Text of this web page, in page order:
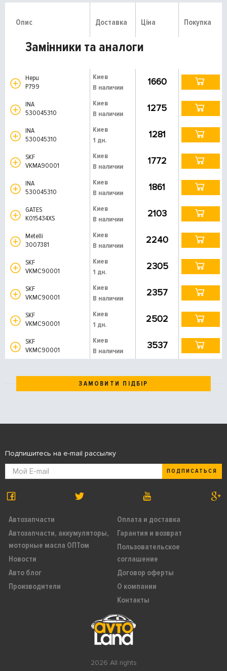
Опис Доставка Ціна Покупка
Замінники та аналоги
Hepu
P799
Киев
В наличии
1660
INA
530045310
Киев
В наличии
1275
INA
530045310
Киев
1 дн.
1281
SKF
VKMA90001
Киев
В наличии
1772
INA
530045310
Киев
В наличии
1861
GATES
K015434XS
Киев
В наличии
2103
Metelli
3007381
Киев
В наличии
2240
SKF
VKMC90001
Киев
1 дн.
2305
SKF
VKMC90001
Киев
В наличии
2357
SKF
VKMC90001
Киев
1 дн.
2502
SKF
VKMC90001
Киев
В наличии
3537
ЗАМОВИТИ ПІДБІР
2026 All rights
Автозапчасти
Автозапчасти, аккумуляторы,
моторные масла ОПТом
Новости
Авто блог
Производители
Оплата и доставка
Гарантия и возврат
Пользовательское
соглашение
Договор оферты
О компании
Контакты
Подпишитесь на e-mail рассылку
ПОДПИСАТЬСЯ